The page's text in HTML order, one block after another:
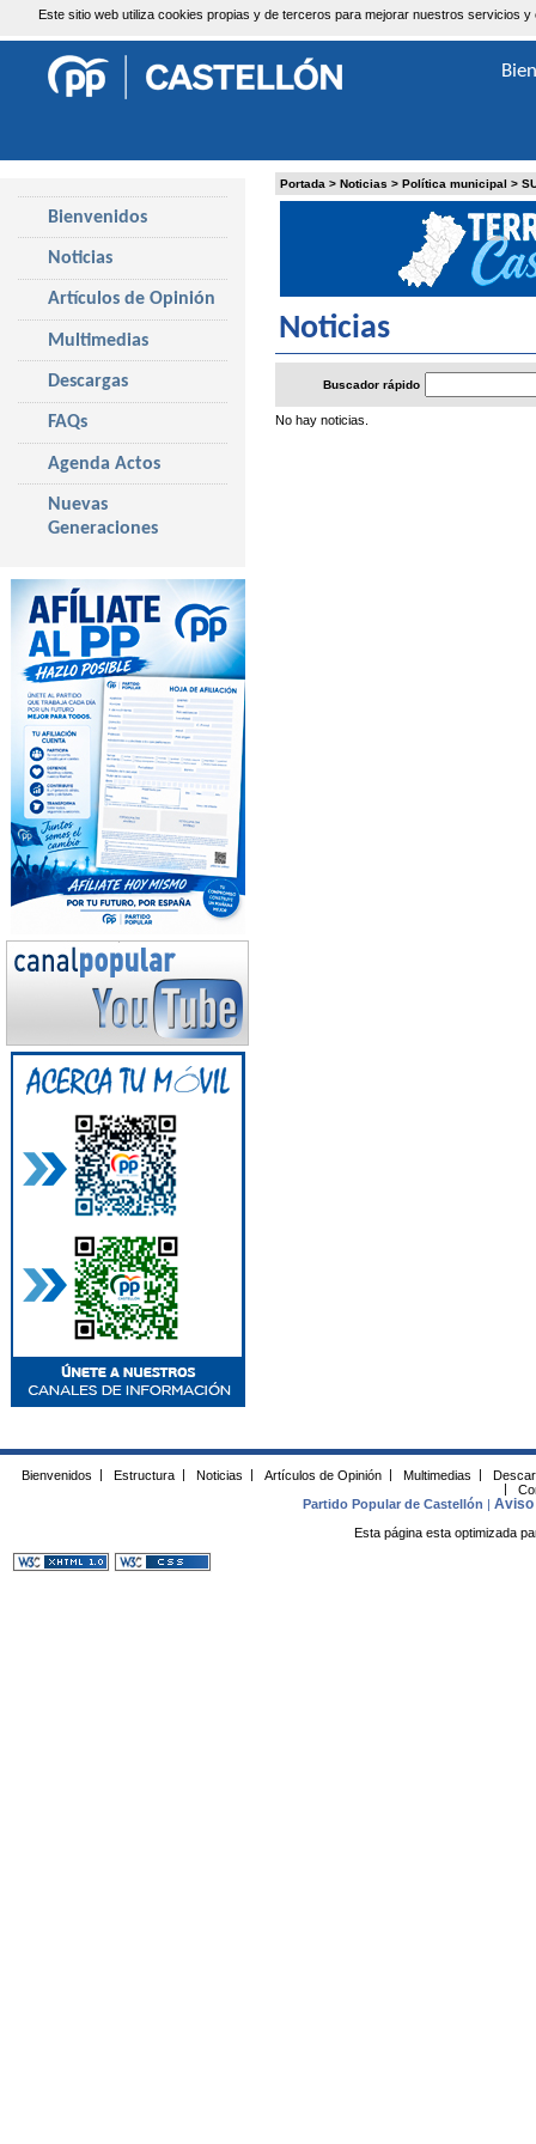
Este sitio web utiliza cookies propias y de terceros para mejorar nuestros servicios
Portada > Noticias > Política municipal >
Noticias
Buscador rápido
No hay noticias.
Bienvenidos
Noticias
Artículos de Opinión
Multimedias
Descargas
FAQs
Agenda Actos
Nuevas
Generaciones
Jueves, 6 de Agosto de 2026
Bienvenidos | Estructura | Noticias | Artículos de Opinión | Multimedias |
|
Partido Popular de Castellón |Aviso
Esta página esta optimizada